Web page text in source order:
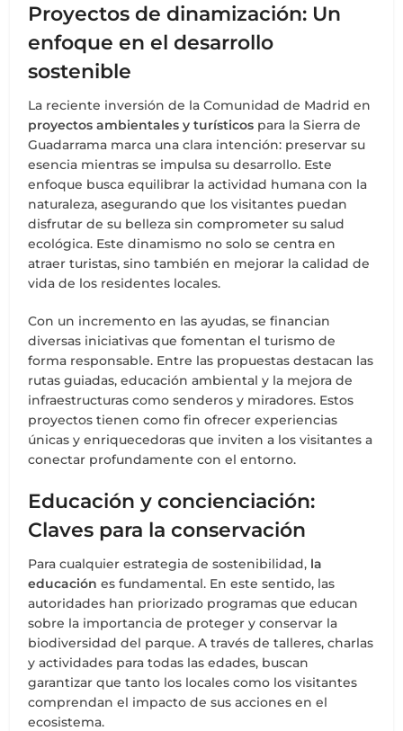
Proyectos de dinamización: Un
enfoque en el desarrollo
sostenible
La reciente inversión de la Comunidad de Madrid en
proyectos ambientales y turísticos para la Sierra de
Guadarrama marca una clara intención: preservar su
esencia mientras se impulsa su desarrollo. Este
enfoque busca equilibrar la actividad humana con la
naturaleza, asegurando que los visitantes puedan
disfrutar de su belleza sin comprometer su salud
ecológica. Este dinamismo no solo se centra en
atraer turistas, sino también en mejorar la calidad de
vida de los residentes locales.
Con un incremento en las ayudas, se financian
diversas iniciativas que fomentan el turismo de
forma responsable. Entre las propuestas destacan las
rutas guiadas, educación ambiental y la mejora de
infraestructuras como senderos y miradores. Estos
proyectos tienen como fin ofrecer experiencias
únicas y enriquecedoras que inviten a los visitantes a
conectar profundamente con el entorno.
Educación y concienciación:
Claves para la conservación
Para cualquier estrategia de sostenibilidad, la
educación es fundamental. En este sentido, las
autoridades han priorizado programas que educan
sobre la importancia de proteger y conservar la
biodiversidad del parque. A través de talleres, charlas
y actividades para todas las edades, buscan
garantizar que tanto los locales como los visitantes
comprendan el impacto de sus acciones en el
ecosistema.